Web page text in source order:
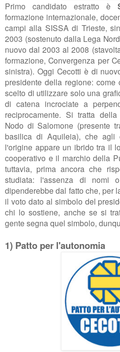
Primo candidato estratto è
formazione internazionale,
campi alla SISSA di Trieste,
2003 (sostenuto dalla Lega
nuovo dal 2003 al 2008
formazione,Convergenza per
sinistra). Oggi Cecotti è di
presidente della regione: come
scelto di utilizzare solo una
di catena incrociate a
reciprocamente. Si tratta
Nodo di Salomone (presente
basilica di Aquileia), che
l'origine appare un ibrido tra il
cooperativo e il marchio della
tuttavia, prima ancora che
studiata: l'assenza di nomi
dipenderebbe dal fatto che, per
il voto dato al simbolo del
chi lo sostiene, anche se si
gente segna quel simbolo,
1) Patto per l'autonomia